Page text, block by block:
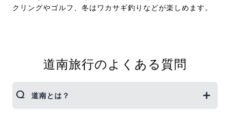
クリングやゴルフ、冬はワカサギ釣りなどが楽しめます。
道南旅行のよくある質問
道南とは？